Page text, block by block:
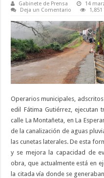
Gabinete de Prensa 14
Deja un Comentario
Operarios municipales,
edil Fátima Gutiérrez, ejecutan
calle La Montañeta, en La
de la canalización de aguas
las cunetas laterales. De esta
y se mejora la capacidad de
obra, que actualmente está en
la citada vía donde se